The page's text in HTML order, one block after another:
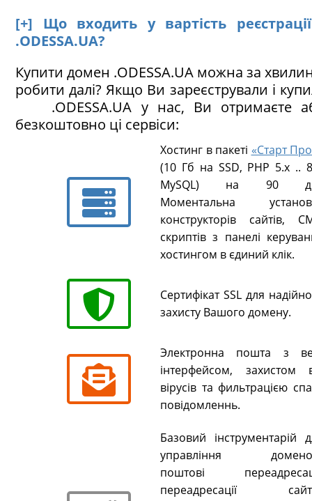
[+] Що входить у вартість
.ODESSA.UA?
Купити домен .ODESSA.UA можна за
робити далі? Якщо Ви зареєстрували і
.ODESSA.UA у нас, Ви отримаєте
безкоштовно ці сервіси:
Хостинг в пакеті «Старт
(10 Гб на SSD, PHP 5.х ..
MySQL) на 90
Моментальна
конструкторів сайтів,
скриптів з панелі
хостингом в єдиний клік.
Сертифікат SSL для
захисту Вашого домену.
Электронна пошта з
інтерфейсом, захистом
вірусів та фильтрацією
повідомленнь.
Базовий інструментарій
управління
поштові
переадресації